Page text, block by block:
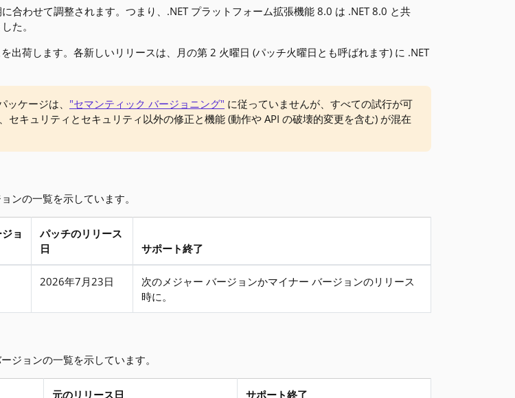
合わせて調整されます。つまり、.NET プラットフォーム拡張機能 8.0 は .NET 8.0 と共
た。
出荷します。各新しいリリースは、月の第 2 火曜日 (パッチ火曜日とも呼ばれます) に .NET
ケージは、 "セマンティック バージョニング" に従っていませんが、すべての試行が可
キュリティとセキュリティ以外の修正と機能 (動作や API の破壊的変更を含む) が混在
ンの一覧を示しています。
ョ
パッチのリリース
日
サポート終了
2026年7月23日
次のメジャー バージョンかマイナー バージョンのリリース
時に。
ジョンの一覧を示しています。
元のリリース日 サポート終了